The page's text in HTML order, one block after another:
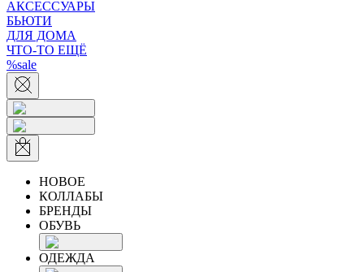
АКСЕССУАРЫ
БЬЮТИ
ДЛЯ ДОМА
ЧТО-ТО ЕЩЁ
%sale
НОВОЕ
КОЛЛАБЫ
БРЕНДЫ
ОБУВЬ
ОДЕЖДА